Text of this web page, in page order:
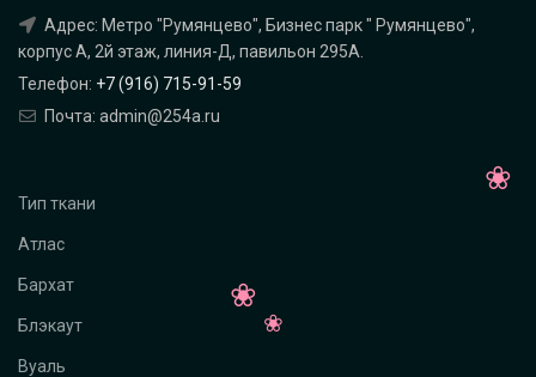
Адрес: Метро "Румянцево", Бизнес парк " Румянцево",
корпус А, 2й этаж, линия-Д, павильон 295A.
Телефон: +7 (916) 715-91-59
Почта: admin@254a.ru
Тип ткани
Атлас
Бархат
Блэкаут
Вуаль